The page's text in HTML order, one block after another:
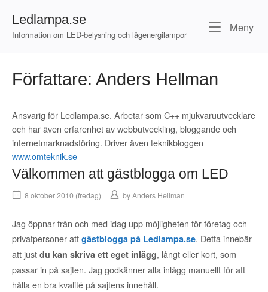
content
Ledlampa.se
Information om LED-belysning och lågenergilampor
Meny
Författare: Anders Hellman
Ansvarig för Ledlampa.se. Arbetar som C++ mjukvaruutvecklare
och har även erfarenhet av webbutveckling, bloggande och
internetmarknadsföring. Driver även teknikbloggen
www.omteknik.se
Välkommen att gästblogga om LED
8 oktober 2010 (fredag) byAnders Hellman
Jag öppnar från och med idag upp möjligheten för företag och
privatpersoner att gästblogga på Ledlampa.se. Detta innebär
att just du kan skriva ett eget inlägg, långt eller kort, som
passar in på sajten. Jag godkänner alla inlägg manuellt för att
hålla en bra kvalité på sajtens innehåll.